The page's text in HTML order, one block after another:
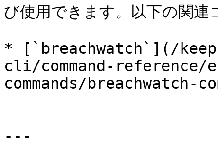
び使用できます。以下の関
* [`breachwatch`](/
cli/command-reference/
commands/breachwatch-
---